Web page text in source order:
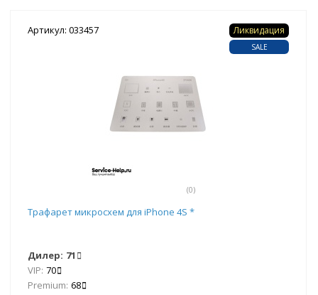
Артикул: 033457
(0)
Ликвидация
SALE
Трафарет микросхем для iPhone 4S *
Дилер: 71
VIP: 70
Premium: 68